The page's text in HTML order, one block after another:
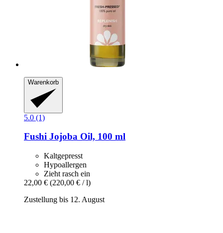
Warenkorb
5.0 (1)
Fushi Jojoba Oil, 100 ml
Kaltgepresst
Hypoallergen
Zieht rasch ein
22,00 € (220,00 € / l)
Zustellung bis 12. August